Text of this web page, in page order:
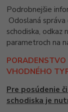
Podrobnejšie
Odoslaná
schodiska,
parametroch na
VHODNÉHO
Pre posúdenie
schodiska je